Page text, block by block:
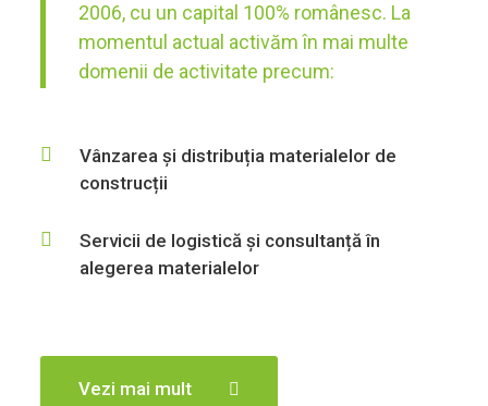
2006, cu un capital 100% românesc. La
momentul actual activăm în mai multe
domenii de activitate precum:
Vânzarea și distribuția materialelor de
construcții
Servicii de logistică și consultanță în
alegerea materialelor
Vezi mai mult